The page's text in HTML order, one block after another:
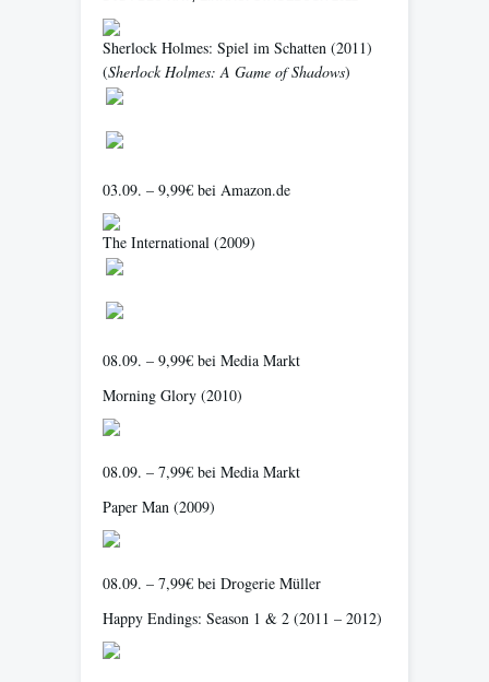
Sherlock Holmes: Spiel im Schatten (2011)
(Sherlock Holmes: A Game of Shadows)
03.09. – 9,99€ bei Amazon.de
The International (2009)
08.09. – 9,99€ bei Media Markt
Morning Glory (2010)
08.09. – 7,99€ bei Media Markt
Paper Man (2009)
08.09. – 7,99€ bei Drogerie Müller
Happy Endings: Season 1 & 2 (2011 – 2012)